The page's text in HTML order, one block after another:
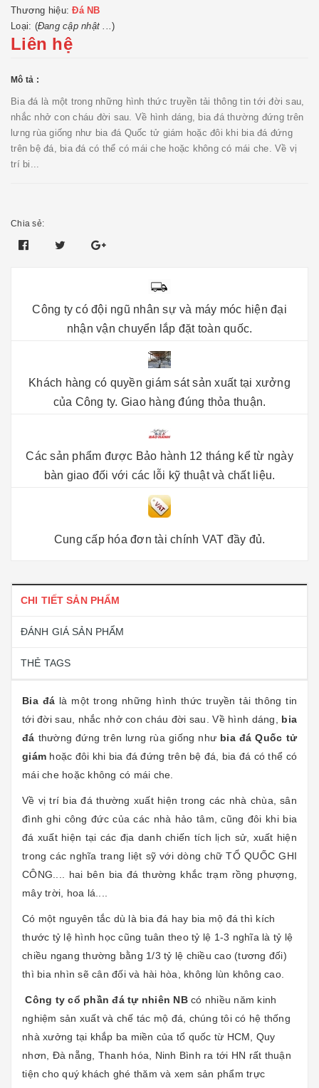
Thương hiệu:Đá NB
Loại: (Đang cập nhật ...)
Liên hệ
Mô tả :
Bia đá là một trong những hình thức truyền tải thông tin tới đời sau,
nhắc nhở con cháu đời sau. Về hình dáng, bia đá thường đứng trên
lưng rùa giống như bia đá Quốc tử giám hoặc đôi khi bia đá đứng
trên bệ đá, bia đá có thể có mái che hoặc không có mái che. Về vị
trí bi...
Chia sẻ:
Công ty có đội ngũ nhân sự và máy móc hiện đại
nhận vận chuyển lắp đặt toàn quốc.
Khách hàng có quyền giám sát sản xuất tại xưởng
của Công ty. Giao hàng đúng thỏa thuận.
Các sản phẩm được Bảo hành 12 tháng kể từ ngày
bàn giao đối với các lỗi kỹ thuật và chất liệu.
Cung cấp hóa đơn tài chính VAT đầy đủ.
CHI TIẾT SẢN PHẨM
ĐÁNH GIÁ SẢN PHẨM
THẺ TAGS
Bia đá là một trong những hình thức truyền tải thông tin
tới đời sau, nhắc nhở con cháu đời sau. Về hình dáng, bia
đá thường đứng trên lưng rùa giống như bia đá Quốc tử
giám hoặc đôi khi bia đá đứng trên bệ đá, bia đá có thể có
mái che hoặc không có mái che.
Về vị trí bia đá thường xuất hiện trong các nhà chùa, sân
đình ghi công đức của các nhà hảo tâm, cũng đôi khi bia
đá xuất hiện tại các địa danh chiến tích lịch sử, xuất hiện
trong các nghĩa trang liệt sỹ với dòng chữ TỔ QUỐC GHI
CÔNG.... hai bên bia đá thường khắc trạm rồng phượng,
mây trời, hoa lá....
Có một nguyên tắc dù là bia đá hay bia mộ đá thì kích
thước tỷ lệ hình học cũng tuân theo tỷ lệ 1-3 nghĩa là tỷ lệ
chiều ngang thường bằng 1/3 tỷ lệ chiều cao (tương đối)
thì bia nhìn sẽ cân đối và hài hòa, không lùn không cao.
Công ty cổ phần đá tự nhiên NBcó nhiều năm kinh
nghiệm sản xuất và chế tác mộ đá, chúng tôi có hệ thống
nhà xưởng tại khắp ba miền của tổ quốc từ HCM, Quy
nhơn, Đà nẵng, Thanh hóa, Ninh Bình ra tới HN rất thuận
tiện cho quý khách ghé thăm và xem sản phẩm trực